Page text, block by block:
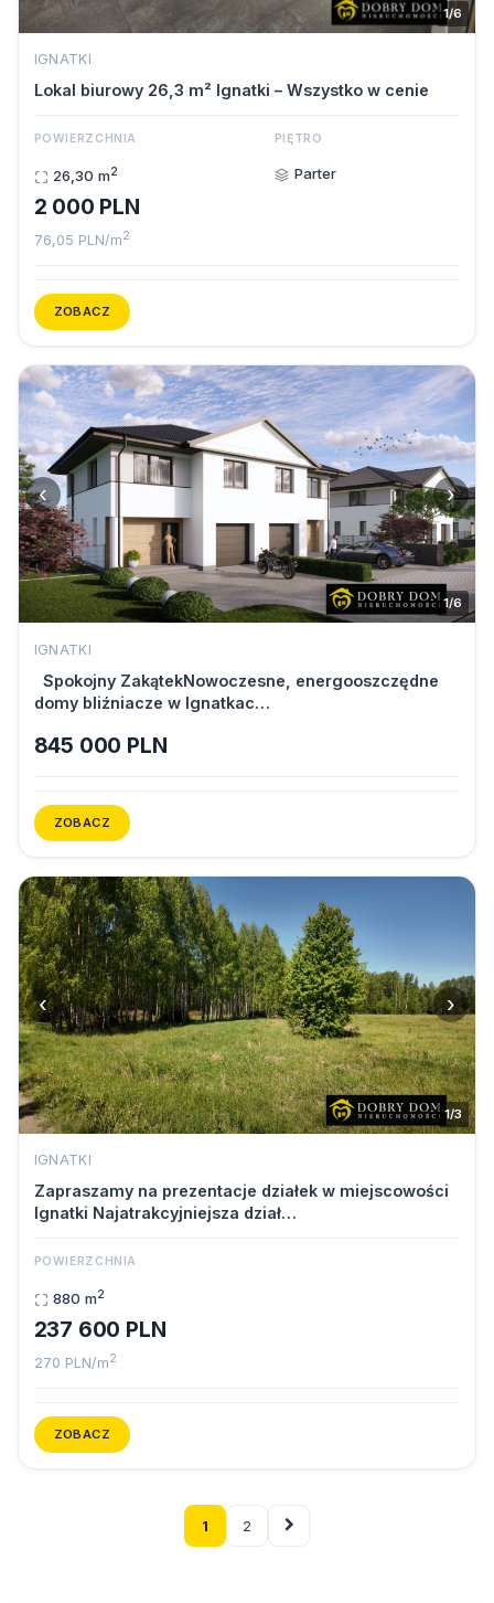
1/6
IGNATKI
Lokal biurowy 26,3 m² Ignatki – Wszystko w cenie
POWIERZCHNIA
26,30 m2
PIĘTRO
Parter
2 000 PLN
76,05 PLN/m2
ZOBACZ
‹ ›
1/6
IGNATKI
Spokojny ZakątekNowoczesne, energooszczędne
domy bliźniacze w Ignatkac…
845 000 PLN
ZOBACZ
‹ ›
1/3
IGNATKI
Zapraszamy na prezentacje działek w miejscowości
Ignatki Najatrakcyjniejsza dział…
POWIERZCHNIA
880 m2
237 600 PLN
270 PLN/m2
ZOBACZ
1 2